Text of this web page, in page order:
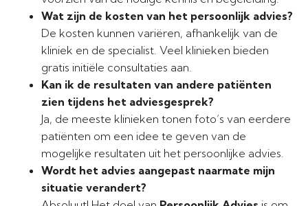
Wat zijn de kosten van het persoonlijk advies?
De kosten kunnen variëren, afhankelijk van de
kliniek en de specialist. Veel klinieken bieden
gratis initiële consultaties aan.
Kan ik de resultaten van andere patiënten
zien tijdens het adviesgesprek?
Ja, de meeste klinieken tonen foto’s van eerdere
patiënten om een idee te geven van de
mogelijke resultaten uit het persoonlijke advies.
Wordt het advies aangepast naarmate mijn
situatie verandert?